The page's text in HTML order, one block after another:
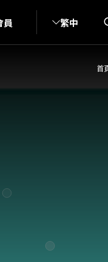
員 繁中
首